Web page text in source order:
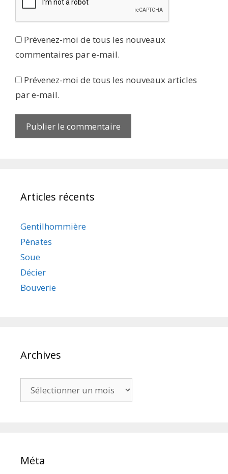
Prévenez-moi de tous les nouveaux
commentaires par e-mail.
Prévenez-moi de tous les nouveaux articles
par e-mail.
Articles récents
Gentilhommière
Pénates
Soue
Décier
Bouverie
Archives
Méta